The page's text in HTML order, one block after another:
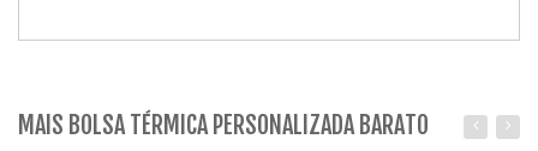
MAIS BOLSA TÉRMICA PERSONALIZADA BARATO